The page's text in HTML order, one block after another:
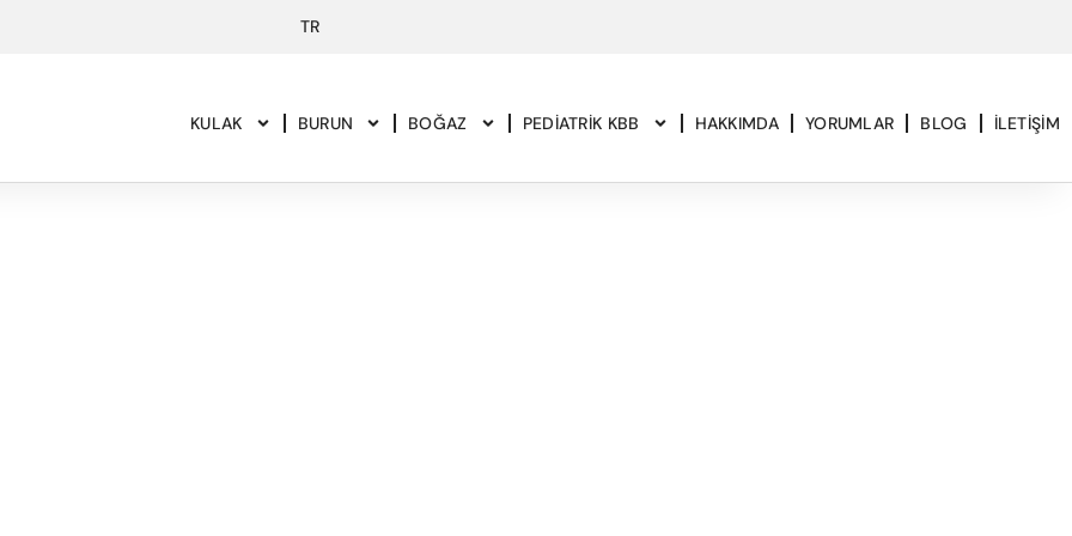
KULAK BURUN BOĞAZ PEDIATRIK KBB HAKKIMDA YORUMLAR BLOG İLETIŞIM